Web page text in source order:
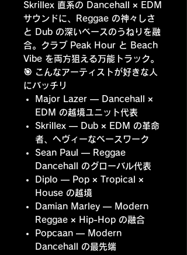
Skrillex 直系の Dancehall × EDM
サウンドに、Reggae の神々しさ
と Dub の深いベースのうねりを融
合。クラブ Peak Hour と Beach
Vibe を両方狙える万能トラック。
🎯 こんなアーティストが好きな人
にバッチリ
Major Lazer — Dancehall ×
EDM の越境ユニット代表
Skrillex — Dub × EDM の革命
者、ヘヴィーなベースワーク
Sean Paul — Reggae
Dancehall のグローバル代表
Diplo — Pop × Tropical ×
House の越境
Damian Marley — Modern
Reggae × Hip-Hop の融合
Popcaan — Modern
Dancehall の最先端